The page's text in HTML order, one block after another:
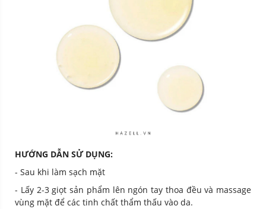
HƯỚNG DẪN SỬ DỤNG:
- Sau khi làm sạch mặt
- Lấy 2-3 giọt sản phẩm lên ngón tay thoa đều và massage
vùng mặt để các tinh chất thẩm thấu vào da.